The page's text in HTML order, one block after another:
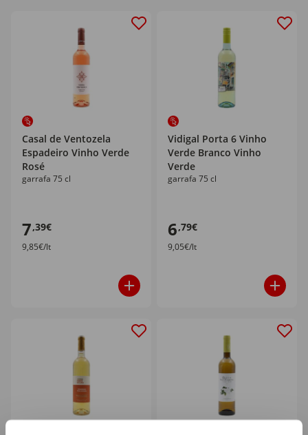
Casal de Ventozela
Espadeiro Vinho Verde
Rosé
garrafa 75 cl
7,39€
9,85€/lt
Vidigal Porta 6 Vinho
Verde Branco Vinho
Verde
garrafa 75 cl
6,79€
9,05€/lt